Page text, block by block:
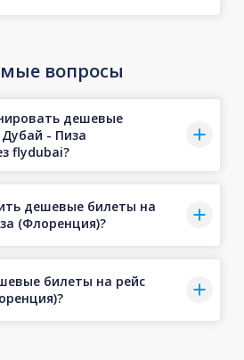
вопросы
дешевые
- Пиза
flydubai?
дешевые билеты на
(Флоренция)?
билеты на рейс